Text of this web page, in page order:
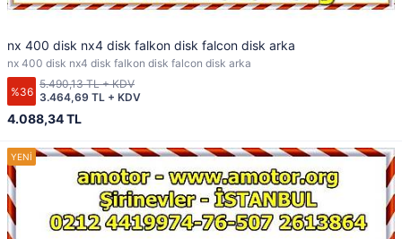
nx 400 disk nx4 disk falkon disk falcon disk arka
nx 400 disk nx4 disk falkon disk falcon disk arka
%36
4.088,34 TL
3.464,69 TL + KDV
5.490,13 TL + KDV